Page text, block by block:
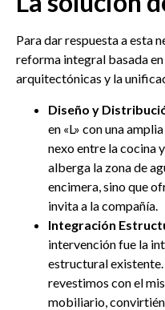
Para dar respuesta a esta
reforma integral basada
arquitectónicas y la
Diseño y
en «L» con una
nexo entre la cocina
alberga la zona de
encimera, sino que
invita a la compañía.
Integración
intervención fue la
estructural existente.
revestimos con el
mobiliario,